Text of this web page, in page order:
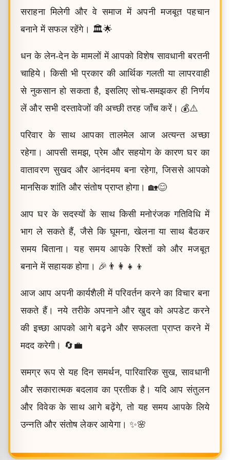
सराहना मिलेगी और वे समाज में अपनी मजबूत पहचान
बनाने में सफल रहेंगे। 🏛️🌟
धन के लेन-देन के मामलों में आपको विशेष सावधानी बरतनी
चाहिये। किसी भी प्रकार की आर्थिक गलती या लापरवाही
से नुकसान हो सकता है, इसलिए सोच-समझकर ही निर्णय
लें और सभी दस्तावेजों की अच्छी तरह जाँच करें। 💰⚠️
परिवार के साथ आपका तालमेल आज अत्यन्त अच्छा
रहेगा। आपसी समझ, प्रेम और सहयोग के कारण घर का
वातावरण सुखद और आनंदमय बना रहेगा, जिससे आपको
मानसिक शांति और संतोष प्राप्त होगा। 🏡😊
आप घर के सदस्यों के साथ किसी मनोरंजक गतिविधि में
भाग ले सकते हैं, जैसे कि घूमना, खेलना या साथ बैठकर
समय बिताना। यह समय आपके रिश्तों को और मजबूत
बनाने में सहायक होगा। 🎉👨‍👩‍👧‍👦
आज आप अपनी कार्यशैली में परिवर्तन करने का विचार बना
सकते हैं। नये तरीके अपनाने और खुद को अपडेट करने
की इच्छा आपको आगे बढ़ने और सफलता प्राप्त करने में
मदद करेगी। 🔄💼
समग्र रूप से यह दिन समर्थन, पारिवारिक सुख, सावधानी
और सकारात्मक बदलाव का प्रतीक है। यदि आप संतुलन
और विवेक के साथ आगे बढ़ेंगे, तो यह समय आपके लिये
उन्नति और संतोष लेकर आयेगा। ✨🌸